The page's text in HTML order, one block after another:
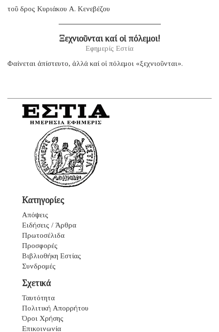
τοῦ δρος Κυριάκου Α. Κενεβέζου
Ξεχνιοῦνται καί οἱ πόλεμοι!
Εφημερίς Εστία
Φαίνεται ἀπίστευτο, ἀλλά καί οἱ πόλεμοι «ξεχνιοῦνται».
Κατηγορίες
Απόψεις
Ειδήσεις / Άρθρα
Πρωτοσέλιδα
Προσφορές
Βιβλιοθήκη Εστίας
Συνδρομές
Σχετικά
Ταυτότητα
Πολιτική Απορρήτου
Όροι Χρήσης
Επικοινωνία